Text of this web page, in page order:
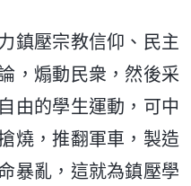
鎮壓宗教信仰、民主
，煽動民衆，然後采
由的學生運動，可中
燒，推翻軍車，製造
暴亂，這就為鎮壓學